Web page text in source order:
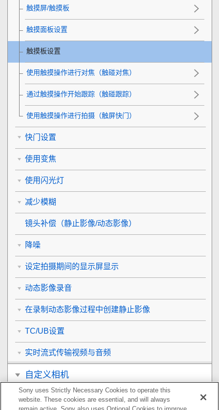
触摸屏/触摸板
触摸面板设置
触摸板设置
使用触摸操作进行对焦（触碰对焦）
通过触摸操作开始跟踪（触碰跟踪）
使用触摸操作进行拍摄（触屏快门）
快门设置
使用变焦
使用闪光灯
减少模糊
镜头补偿 （静止影像/动态影像）
降噪
设定拍摄期间的显示屏显示
动态影像录音
在录制动态影像过程中创建静止影像
TC/UB设置
实时流式传输视频与音频
自定义相机
观看
Sony uses Strictly Necessary Cookies to operate this
website. These cookies are essential, and will always